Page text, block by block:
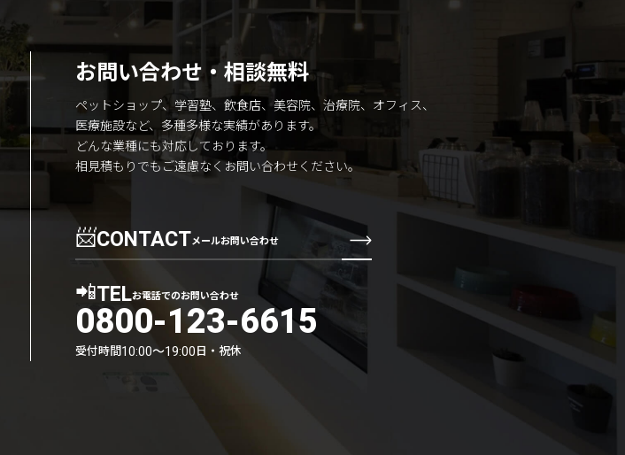
お問い合わせ・相談無料
ペットショップ、学習塾、飲食店、美容院、治療院、オフィス、
医療施設など、多種多様な実績があります。
どんな業種にも対応しております。
相見積もりでもご遠慮なくお問い合わせください。
📨CONTACTメールお問い合わせ
📲TELお電話でのお問い合わせ
0800-123-6615
受付時間10:00〜19:00日・祝休